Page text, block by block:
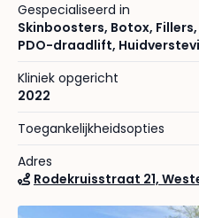
Gespecialiseerd in
Skinboosters, Botox, Fillers,
PDO-draadlift,
Kliniek opgericht
2022
Toegankelijkheidsopties
Adres
Rodekruisstraat 21,